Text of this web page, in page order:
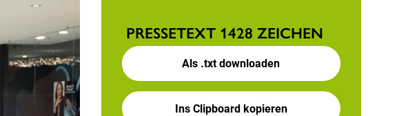
PRESSETEXT 1428 ZEICHEN
Als .txt downloaden
Ins Clipboard kopieren